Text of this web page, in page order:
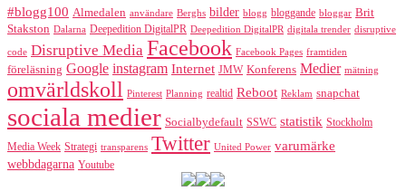
#blogg100 Almedalen användare Berghs bilder blogg bloggande bloggar Brit
Stakston Dalarna Deepedition DigitalPR Deepedition DigitalPR digitala trender disruptive
code Disruptive Media Facebook Facebook Pages framtiden
föreläsning Google instagram Internet JMW Konferens Medier mätning
omvärldskoll Pinterest Planning realtid Reboot Reklam snapchat
sociala medier Socialbydefault SSWC statistik Stockholm
Media Week Strategi transparens Twitter United Power varumärke
webbdagarna Youtube